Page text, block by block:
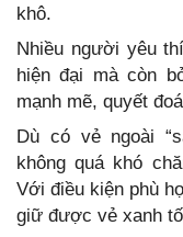
khô.
Nhiều người yêu
hiện đại mà còn
mạnh mẽ, quyết
Dù có vẻ ngoài
không quá khó
Với điều kiện phù
giữ được vẻ xanh